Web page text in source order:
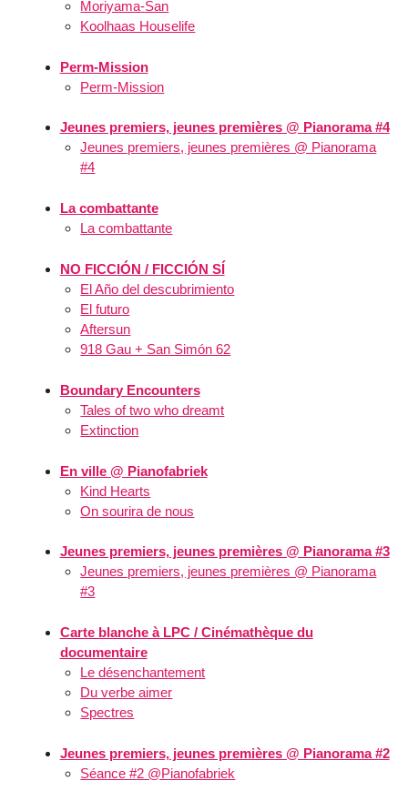
Moriyama-San
Koolhaas Houselife
Perm-Mission
Perm-Mission
Jeunes premiers, jeunes premières @ Pianorama #4
Jeunes premiers, jeunes premières @ Pianorama
#4
La combattante
La combattante
NO FICCIÓN / FICCIÓN SÍ
El Año del descubrimiento
El futuro
Aftersun
918 Gau + San Simón 62
Boundary Encounters
Tales of two who dreamt
Extinction
En ville @ Pianofabriek
Kind Hearts
On sourira de nous
Jeunes premiers, jeunes premières @ Pianorama #3
Jeunes premiers, jeunes premières @ Pianorama
#3
Carte blanche à LPC / Cinémathèque du
documentaire
Le désenchantement
Du verbe aimer
Spectres
Jeunes premiers, jeunes premières @ Pianorama #2
Séance #2 @Pianofabriek